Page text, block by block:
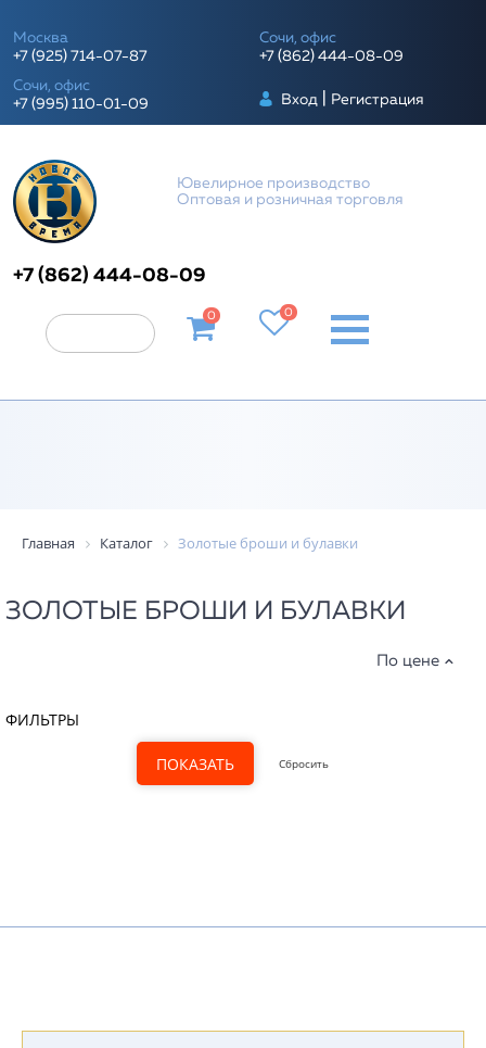
Москва
+7 (925) 714-07-87
Сочи, офис
+7 (862) 444-08-09
Сочи, офис
+7 (995) 110-01-09
Вход Регистрация
Ювелирное производство
Оптовая и розничная торговля
+7 (862) 444-08-09
Главная Каталог Золотые броши и булавки
ЗОЛОТЫЕ БРОШИ И БУЛАВКИ
По цене
ФИЛЬТРЫ